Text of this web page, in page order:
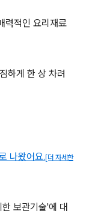
력적인 요리재료
하게 한 상 차려
나왔어요.[더 자세한
보관기술'에 대